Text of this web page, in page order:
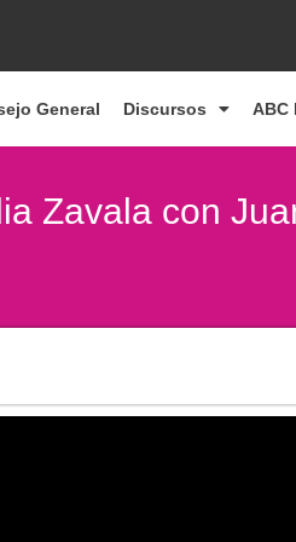
General Discursos ABC
Zavala con